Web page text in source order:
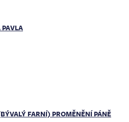
PAVLA
FARNÍ) PROMĚNĚNÍ PÁNĚ